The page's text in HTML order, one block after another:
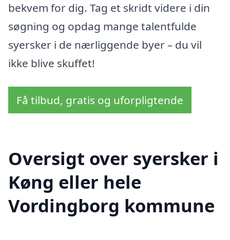
bekvem for dig. Tag et skridt videre i din
søgning og opdag mange talentfulde
syersker i de nærliggende byer – du vil
ikke blive skuffet!
Få tilbud, gratis og uforpligtende
Oversigt over syersker i
Køng eller hele
Vordingborg kommune